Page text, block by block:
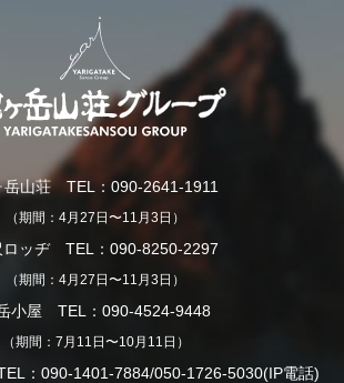
岳山荘 TEL：090-2641-1911
（期間：4月27日〜11月3日）
ロッヂ TEL：090-8250-2297
（期間：4月27日〜11月3日）
小屋 TEL：090-4524-9448
（期間：7月11日〜10月11日）
：090-1401-7884/050-1726-5030(IP電話)